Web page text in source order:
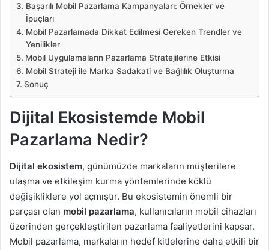
Başarılı Mobil Pazarlama Kampanyaları: Örnekler ve
İpuçları
Mobil Pazarlamada Dikkat Edilmesi Gereken Trendler ve
Yenilikler
Mobil Uygulamaların Pazarlama Stratejilerine Etkisi
Mobil Strateji ile Marka Sadakati ve Bağlılık Oluşturma
Sonuç
Dijital Ekosistemde Mobil
Pazarlama Nedir?
Dijital ekosistem, günümüzde markaların müşterilere
ulaşma ve etkileşim kurma yöntemlerinde köklü
değişikliklere yol açmıştır. Bu ekosistemin önemli bir
parçası olan mobil pazarlama, kullanıcıların mobil cihazları
üzerinden gerçekleştirilen pazarlama faaliyetlerini kapsar.
Mobil pazarlama, markaların hedef kitlelerine daha etkili bir